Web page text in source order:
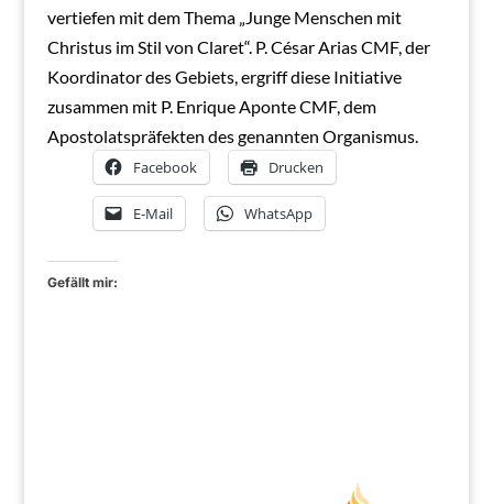
vertiefen mit dem Thema „Junge Menschen mit
Christus im Stil von Claret“. P.César Arias CMF, der
Koordinator des Gebiets, ergriff diese Initiative
zusammen mit P. Enrique Aponte CMF, dem
Apostolatspräfekten des genannten Organismus.
Facebook Drucken
E-Mail WhatsApp
Gefällt mir: